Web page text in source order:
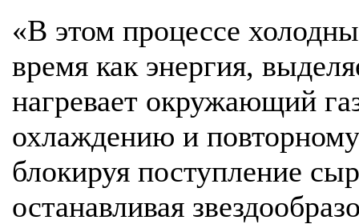
«В этом процессе
время как энергия,
нагревает окружающий
охлаждению и
блокируя поступление
останавливая